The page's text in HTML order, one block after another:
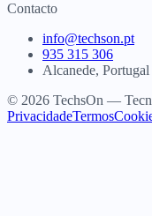
Contacto
info@techson.pt
935 315 306
Alcanede, Portugal
© 2026 TechsOn —
PrivacidadeTermos